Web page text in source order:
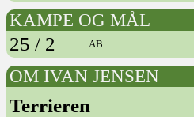
KAMPE OG MÅL
25 / 2 AB
OM IVAN JENSEN
Terrieren